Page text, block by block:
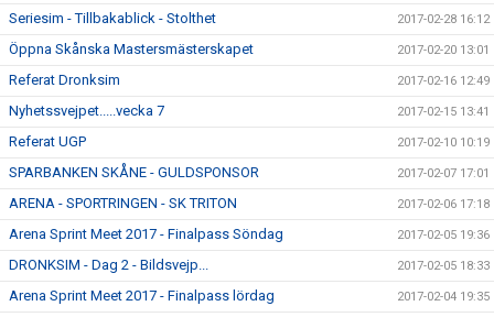
Seriesim - Tillbakablick - Stolthet 2017-02-28 16:12
Öppna Skånska Mastersmästerskapet 2017-02-20 13:01
Referat Dronksim 2017-02-16 12:49
Nyhetssvejpet.....vecka 7 2017-02-15 13:41
Referat UGP 2017-02-10 10:19
SPARBANKEN SKÅNE - GULDSPONSOR 2017-02-07 17:01
ARENA - SPORTRINGEN - SK TRITON 2017-02-06 17:18
Arena Sprint Meet 2017 - Finalpass Söndag 2017-02-05 19:36
DRONKSIM - Dag 2 - Bildsvejp... 2017-02-05 18:33
Arena Sprint Meet 2017 - Finalpass lördag 2017-02-04 19:35